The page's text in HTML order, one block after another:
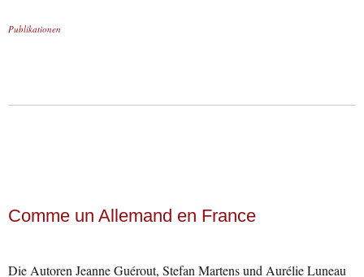
Publikationen
Comme un Allemand en France
Die Autoren Jeanne Guérout, Stefan Martens und Aurélie Luneau